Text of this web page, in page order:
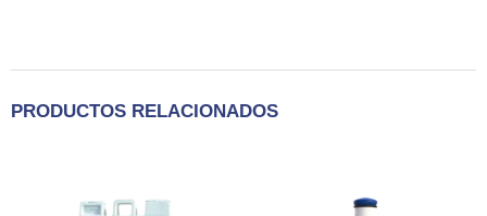
PRODUCTOS RELACIONADOS